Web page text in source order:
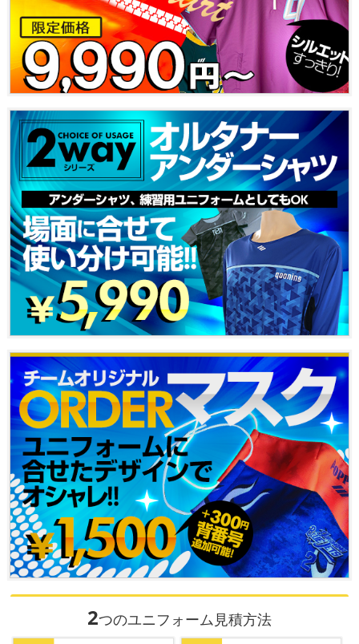
2つのユニフォーム見積方法